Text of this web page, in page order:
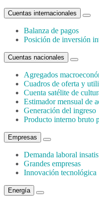
Cuentas internacionales
Balanza de pagos
Posición de inversión
Cuentas nacionales
Agregados
Cuadros de oferta y
Cuenta satélite de
Estimador mensual de
Generación del ingreso
Producto interno bruto
Empresas
Demanda laboral
Grandes empresas
Innovación tecnológica
Energía